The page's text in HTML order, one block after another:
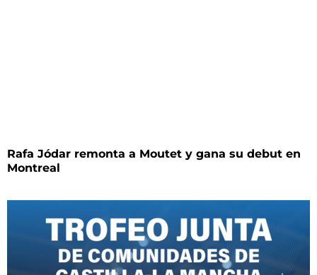
Rafa Jódar remonta a Moutet y gana su debut en
Montreal